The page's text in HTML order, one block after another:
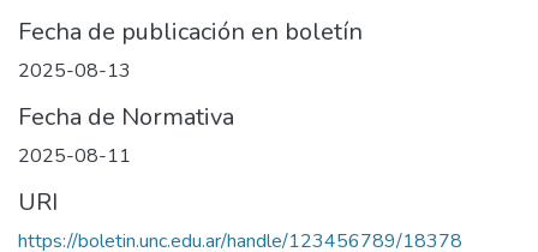
Fecha de publicación en boletín
2025-08-13
Fecha de Normativa
2025-08-11
URI
https://boletin.unc.edu.ar/handle/123456789/18378